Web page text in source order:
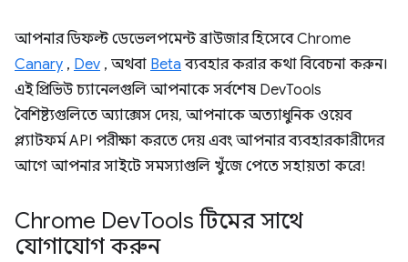
আপনার ডিফল্ট ডেভেলপমেন্ট ব্রাউজার হিসেবে Chrome
Canary , Dev , অথবা Beta ব্যবহার করার কথা বিবেচনা করুন।
এই প্রিভিউ চ্যানেলগুলি আপনাকে সর্বশেষ DevTools
বৈশিষ্ট্যগুলিতে অ্যাক্সেস দেয়, আপনাকে অত্যাধুনিক ওয়েব
প্ল্যাটফর্ম API পরীক্ষা করতে দেয় এবং আপনার ব্যবহারকারীদের
আগে আপনার সাইটে সমস্যাগুলি খুঁজে পেতে সহায়তা করে!
Chrome DevTools টিমের সাথে
যোগাযোগ করুন